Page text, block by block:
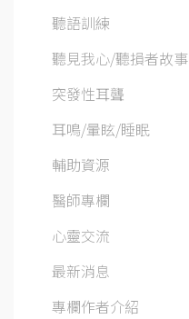
聽語訓練
聽見我心/聽損者故事
突發性耳聾
耳鳴/暈眩/睡眠
輔助資源
醫師專欄
心靈交流
最新消息
專欄作者介紹